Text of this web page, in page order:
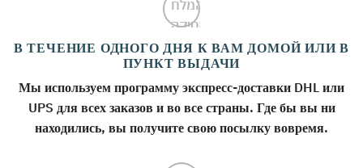
В ТЕЧЕНИЕ ОДНОГО ДНЯ К ВАМ ДОМОЙ ИЛИ В
ПУНКТ ВЫДАЧИ
Мы используем программу экспресс-доставки DHL или
UPS для всех заказов и во все страны. Где бы вы ни
находились, вы получите свою посылку вовремя.